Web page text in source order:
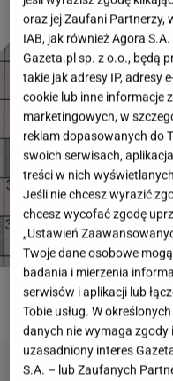
oraz jej Zaufani Partnerzy,
IAB, jak również Agora
Gazeta.pl sp. z o.o., będą
takie jak adresy IP, adresy
cookie lub inne informacje
marketingowych, w
reklam dopasowanych do
swoich serwisach,
treści w nich
Jeśli nie chcesz wyrazić
chcesz wycofać zgodę
„Ustawień
Twoje dane osobowe
badania i mierzenia
serwisów i aplikacji lub
Tobie usług. W
danych nie wymaga zgody
uzasadniony interes
S.A. – lub Zaufanych